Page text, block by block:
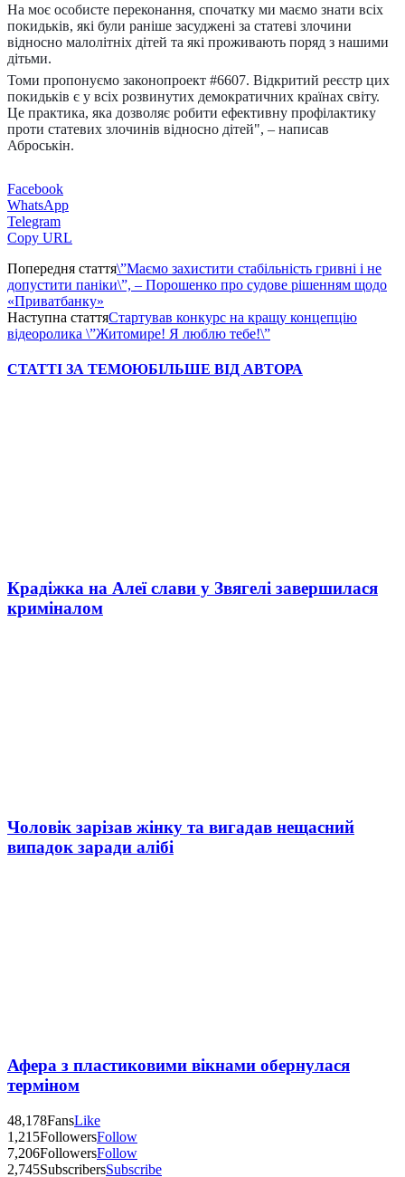
На моє особисте переконання, спочатку ми маємо знати всіх
покидьків, які були раніше засуджені за статеві злочини
відносно малолітніх дітей та які проживають поряд з нашими
дітьми.
Томи пропонуємо законопроект #6607. Відкритий реєстр цих
покидьків є у всіх розвинутих демократичних країнах світу.
Це практика, яка дозволяє робити ефективну профілактику
проти статевих злочинів відносно дітей", – написав
Аброськін.
Facebook
WhatsApp
Telegram
Copy URL
Попередня стаття\”Маємо захистити стабільність гривні і не
допустити паніки\”, – Порошенко про судове рішенням щодо
«Приватбанку»
Наступна статтяСтартував конкурс на кращу концепцію
відеоролика \”Житомире! Я люблю тебе!\”
СТАТТІ ЗА ТЕМОЮБІЛЬШЕ ВІД АВТОРА
Крадіжка на Алеї слави у Звягелі завершилася
криміналом
Чоловік зарізав жінку та вигадав нещасний
випадок заради алібі
Афера з пластиковими вікнами обернулася
терміном
48,178FansLike
1,215FollowersFollow
7,206FollowersFollow
2,745SubscribersSubscribe